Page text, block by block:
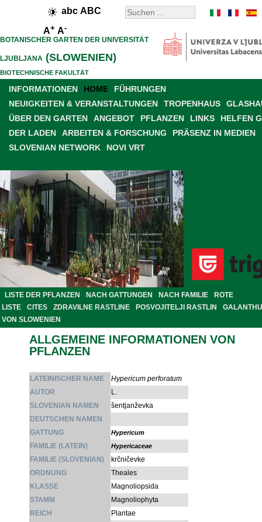
abc ABC
A+ A-
BOTANISCHER GARTEN DER UNIVERSITÄT
LJUBLJANA (SLOWENIEN)
BIOTECHNISCHE FAKULTÄT
INFORMATIONEN HOME
FÜHRUNGEN
NEUIGKEITEN & VERANSTALTUNGEN
TROPENHAUS
ÜBER DEN GARTEN
ANGEBOT PFLANZEN LINKS
HELFEN
DER LADEN
ARBEITEN & FORSCHUNG
PRÄSENZ IN MEDIEN
SLOVENIAN NETWORK
NOVI VRT
LISTE DER PFLANZEN NACH GATTUNGEN NACH FAMILIE
ROTE
LISTE
CITES ZDRAVILNE RASTLINE POSVOJITELJI RASTLIN
VON SLOWENIEN
ALLGEMEINE INFORMATIONEN VON
PFLANZEN
LATEINISCHER NAME
Hypericum perforatum
AUTOR
L.
SLOVENIAN NAMEN
šentjanževka
DEUTSCHEN NAMEN
GATTUNG
Hypericum
FAMILIE (LATEIN) Hypericaceae
FAMILIE (SLOVENIAN)
krčničevke
ORDNUNG
Theales
KLASSE
Magnoliopsida
STAMM
Magnoliophyta
REICH
Plantae